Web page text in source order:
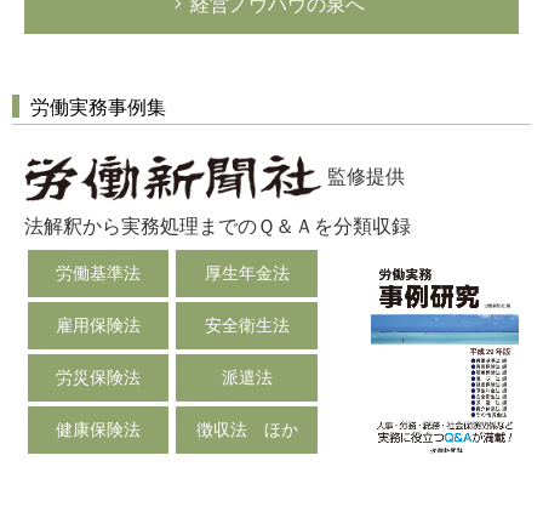
労働実務事例集
監修提供
法解釈から実務処理までのＱ＆Ａを分類収録
労働基準法 厚生年金法
雇用保険法 安全衛生法
労災保険法 派遣法
健康保険法 徴収法 ほか